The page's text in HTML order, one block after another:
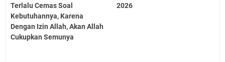
Terlalu Cemas Soal
Kebutuhannya, Karena
Dengan Izin Allah, Akan Allah
Cukupkan Semunya
2026